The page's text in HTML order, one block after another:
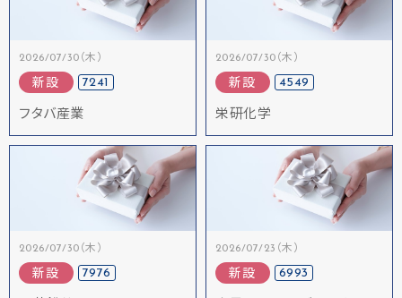
2026/07/30（木）
新設 7241
フタバ産業
2026/07/30（木）
新設 4549
栄研化学
2026/07/30（木）
新設 7976
2026/07/23（木）
新設 6993